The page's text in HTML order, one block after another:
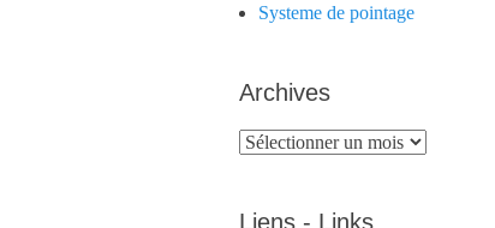
Systeme de pointage
Archives
Archives
Liens - Links